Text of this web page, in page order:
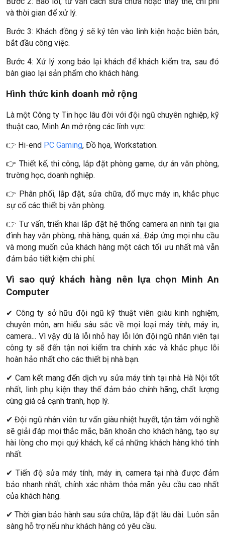
và thời gian để xử lý.
Bước 3: Khách đồng ý sẽ ký tên vào linh kiện hoặc biên bản,
bắt đầu công việc.
Bước 4: Xử lý xong báo lại khách để khách kiểm tra, sau đó
bàn giao lại sản phẩm cho khách hàng.
Hình thức kinh doanh mở rộng
Là một Công ty Tin học lâu đời với đội ngũ chuyên nghiệp, kỹ
thuật cao, Minh An mở rộng các lĩnh vực:
👉 Hi-end PC Gaming, Đồ họa, Workstation.
👉 Thiết kế, thi công, lắp đặt phòng game, dự án văn phòng,
trường học, doanh nghiệp.
👉 Phân phối, lắp đặt, sửa chữa, đổ mực máy in, khắc phục
sự cố các thiết bị văn phòng.
👉 Tư vấn, triển khai lắp đặt hệ thống camera an ninh tại gia
đình hay văn phòng, nhà hàng, quán xá...Đáp ứng mọi nhu cầu
và mong muốn của khách hàng một cách tối ưu nhất mà vẫn
đảm bảo tiết kiệm chi phí.
Vì sao quý khách hàng nên lựa chọn Minh An
Computer
✔ Công ty sở hữu đội ngũ kỹ thuật viên giàu kinh nghiệm,
chuyên môn, am hiểu sâu sắc về mọi loại máy tính, máy in,
camera... Vì vậy dù là lỗi nhỏ hay lỗi lớn đội ngũ nhân viên tại
công ty sẽ đến tận nơi kiểm tra chính xác và khắc phục lỗi
hoàn hảo nhất cho các thiết bị nhà bạn.
✔ Cam kết mang đến dịch vụ sửa máy tính tại nhà Hà Nội tốt
nhất, linh phụ kiện thay thế đảm bảo chính hãng, chất lượng
cùng giá cả cạnh tranh, hợp lý.
✔ Đội ngũ nhân viên tư vấn giàu nhiệt huyết, tận tâm với nghề
sẽ giải đáp mọi thắc mắc, băn khoăn cho khách hàng, tạo sự
hài lòng cho mọi quý khách, kể cả những khách hàng khó tính
nhất.
✔ Tiến độ sửa máy tính, máy in, camera tại nhà được đảm
bảo nhanh nhất, chính xác nhằm thỏa mãn yêu cầu cao nhất
của khách hàng.
✔ Thời gian bảo hành sau sửa chữa, lắp đặt lâu dài. Luôn sẵn
sàng hỗ trợ nếu như khách hàng có yêu cầu.